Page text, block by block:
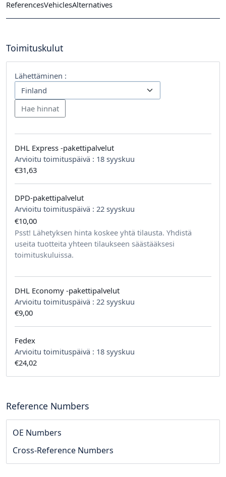
ReferencesVehiclesAlternatives
Toimituskulut
Lähettäminen :
DHL Express -pakettipalvelut
Arvioitu toimituspäivä : 18 syyskuu
€31,63
DPD-pakettipalvelut
Arvioitu toimituspäivä : 22 syyskuu
€10,00
Psst! Lähetyksen hinta koskee yhtä tilausta. Yhdistä
useita tuotteita yhteen tilaukseen säästääksesi
toimituskuluissa.
DHL Economy -pakettipalvelut
Arvioitu toimituspäivä : 22 syyskuu
€9,00
Fedex
Arvioitu toimituspäivä : 18 syyskuu
€24,02
Reference Numbers
OE Numbers
Cross-Reference Numbers